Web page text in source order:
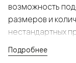
возможность
размеров и
нестандартных
Подробнее